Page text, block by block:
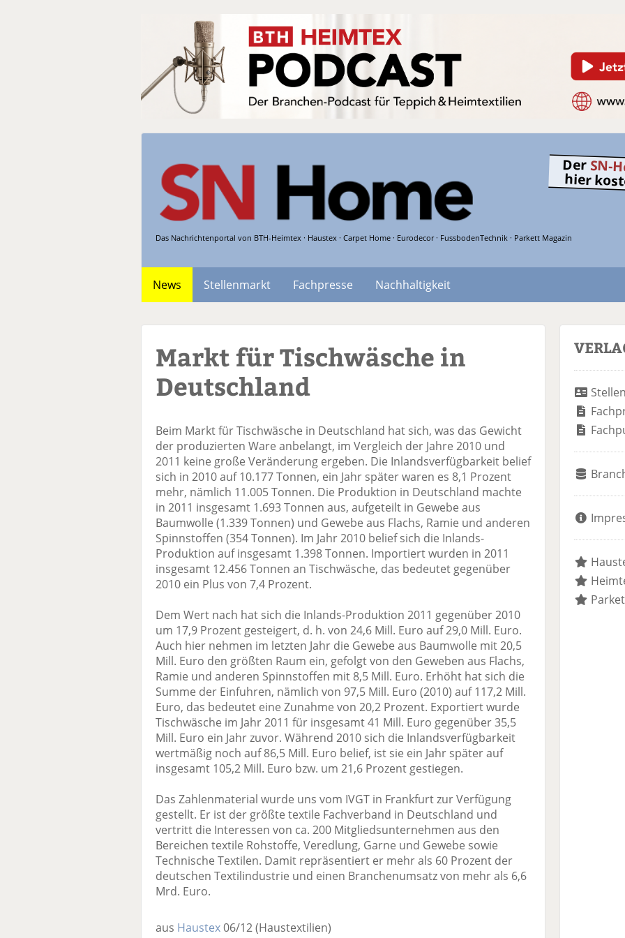
Das Nachrichtenportal von BTH-Heimtex · Haustex · Carpet Home · Eurodecor · FussbodenTechnik · Parkett Magazin
Der SN-
hier
News Stellenmarkt Fachpresse
Nachhaltigkeit
Markt für Tischwäsche in
Deutschland
Beim Markt für Tischwäsche in Deutschland hat sich, was das Gewicht
der produzierten Ware anbelangt, im Vergleich der Jahre 2010 und
2011 keine große Veränderung ergeben. Die Inlandsverfügbarkeit belief
sich in 2010 auf 10.177 Tonnen, ein Jahr später waren es 8,1 Prozent
mehr, nämlich 11.005 Tonnen. Die Produktion in Deutschland machte
in 2011 insgesamt 1.693 Tonnen aus, aufgeteilt in Gewebe aus
Baumwolle (1.339 Tonnen) und Gewebe aus Flachs, Ramie und anderen
Spinnstoffen (354 Tonnen). Im Jahr 2010 belief sich die Inlands-
Produktion auf insgesamt 1.398 Tonnen. Importiert wurden in 2011
insgesamt 12.456 Tonnen an Tischwäsche, das bedeutet gegenüber
2010 ein Plus von 7,4 Prozent.
Dem Wert nach hat sich die Inlands-Produktion 2011 gegenüber 2010
um 17,9 Prozent gesteigert, d. h. von 24,6 Mill. Euro auf 29,0 Mill. Euro.
Auch hier nehmen im letzten Jahr die Gewebe aus Baumwolle mit 20,5
Mill. Euro den größten Raum ein, gefolgt von den Geweben aus Flachs,
Ramie und anderen Spinnstoffen mit 8,5 Mill. Euro. Erhöht hat sich die
Summe der Einfuhren, nämlich von 97,5 Mill. Euro (2010) auf 117,2 Mill.
Euro, das bedeutet eine Zunahme von 20,2 Prozent. Exportiert wurde
Tischwäsche im Jahr 2011 für insgesamt 41 Mill. Euro gegenüber 35,5
Mill. Euro ein Jahr zuvor. Während 2010 sich die Inlandsverfügbarkeit
wertmäßig noch auf 86,5 Mill. Euro belief, ist sie ein Jahr später auf
insgesamt 105,2 Mill. Euro bzw. um 21,6 Prozent gestiegen.
Das Zahlenmaterial wurde uns vom IVGT in Frankfurt zur Verfügung
gestellt. Er ist der größte textile Fachverband in Deutschland und
vertritt die Interessen von ca. 200 Mitgliedsunternehmen aus den
Bereichen textile Rohstoffe, Veredlung, Garne und Gewebe sowie
Technische Textilen. Damit repräsentiert er mehr als 60 Prozent der
deutschen Textilindustrie und einen Branchenumsatz von mehr als 6,6
Mrd. Euro.
aus Haustex06/12(Haustextilien)